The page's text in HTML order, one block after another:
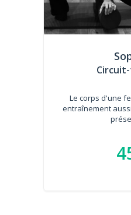
Le corps d'une
entraînement